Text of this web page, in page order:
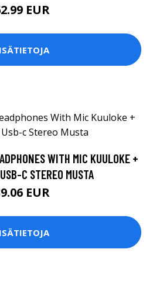
EUR
WITH MIC KUULOKE +
C STEREO MUSTA
EUR